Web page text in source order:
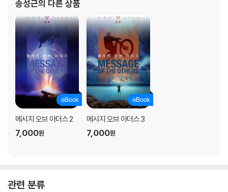
목소리를 더듬어가며 이야기를 나누다가 ‘움직이는’ 별을 본다. 그리고 그
별은 곧…….
‘스토리의 귀환’ 을 알리는 신호탄!
잠 못드는 밤이 다시 시작된다……!
『메시지 오브 아더스 1: 조우』를 선보이는 송성근은 좀비 현상에 대한 독특
한 과학적 해석과 사회학적 상상력을 결합하여 쓴 장편소설 『라브리: 최후
의 피난처』로 제1회 대한민국전자출판대상 장려상을 수상했을 뿐인 신인
이다. 『라브리』는 전자책으로만 출간되었다. “인간세계에서 망각되기 위
해서 오히려 ‘홀로 살아남는 법’을 배워야 한다는 역설이 흥미롭다. 역동적
인 문체와 탄탄한 스토리가 읽는 이를 사로잡는 소설”(문학평론가 정여
울)이라는 평가를 받은 이 작품은 ‘결핍’이라는 철학의 문제를 매력적으로
학과 사회학, 신학 등의 문제의식을 풀어놓는다. 이번에 1권을 출간하는 장
상하는 습관에 빠졌다. 하늘에 뜬 모든 별이
송성근의 다른 상품
메시지 오브 아더스 2
7,000원
메시지 오브 아더스 3
7,000원
관련 분류